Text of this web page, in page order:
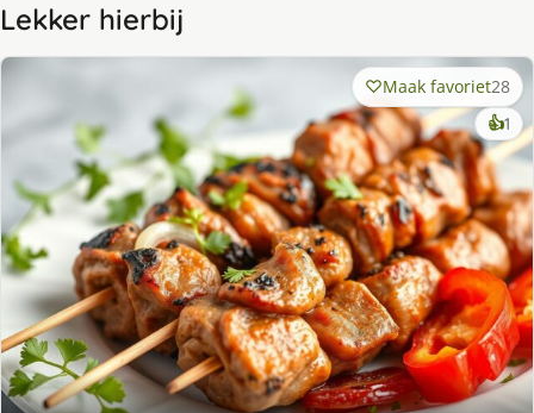
Lekker hierbij
Maak favoriet28
👍1